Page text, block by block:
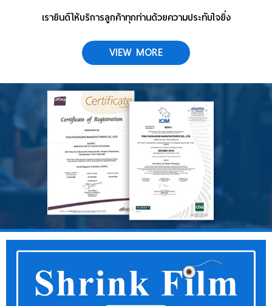
เรายินดีให้บริการลูกค้าทุกท่านด้วยความประทับใจยิ่ง
VIEW MORE